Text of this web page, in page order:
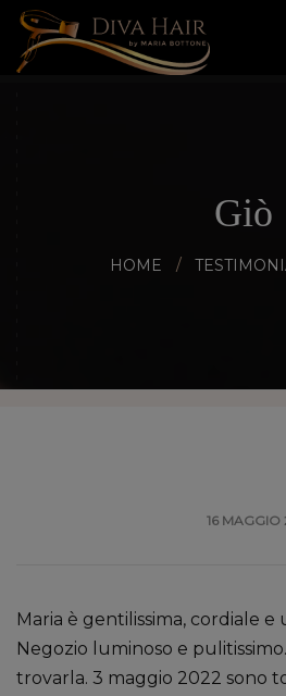
Giò
HOME
16 MAGGIO
Maria è gentilissima, cordiale e
Negozio luminoso e
trovarla. 3 maggio 2022 sono